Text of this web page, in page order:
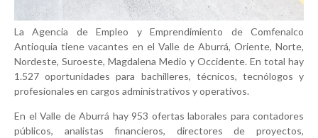
La Agencia de Empleo y Emprendimiento de Comfenalco
Antioquia tiene vacantes en el Valle de Aburrá, Oriente, Norte,
Nordeste, Suroeste, Magdalena Medio y Occidente. En total hay
1.527 oportunidades para bachilleres, técnicos, tecnólogos y
profesionales en cargos administrativos y operativos.
En el Valle de Aburrá hay 953 ofertas laborales para contadores
públicos, analistas financieros, directores de proyectos,